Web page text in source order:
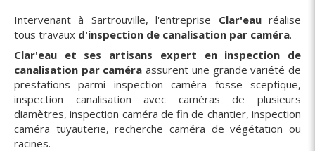
Intervenant à Sartrouville, l'entreprise Clar'eauréalise
tous travaux d'inspection de canalisation par caméra.
Clar'eau et ses artisans expert en inspection de
canalisation par caméra assurent une grande variété de
prestations parmi inspection caméra fosse sceptique,
inspection canalisation avec caméras de plusieurs
diamètres, inspection caméra de fin de chantier, inspection
caméra tuyauterie, recherche caméra de végétation ou
racines.